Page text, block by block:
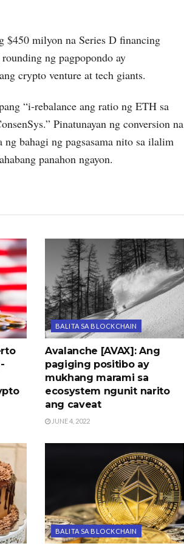
$450 milyon na Series D financing
ng pagpopondo ay
crypto venture at tech giants.
“i-rebalance ang ratio ng ETH sa
Pinatunayan ng conversion na
bahagi ng pagsasama nito sa ilalim
panahon ngayon.
BALITA SA BLOCKCHAIN
Avalanche [AVAX]: Ang
pagiging positibo ay
mukhang marami sa
ecosystem ngunit narito
ang caveat
JUNE 4, 2022
BALITA SA BLOCKCHAIN